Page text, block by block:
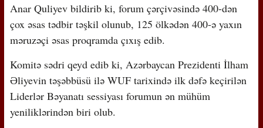
Anar Quliyev bildirib ki, forum çərçivəsində 400-dən
çox əsas tədbir təşkil olunub, 125 ölkədən 400-ə yaxın
məruzəçi əsas proqramda çıxış edib.
Komitə sədri qeyd edib ki, Azərbaycan Prezidenti İlham
Əliyevin təşəbbüsü ilə WUF tarixində ilk dəfə keçirilən
Liderlər Bəyanatı sessiyası forumun ən mühüm
yeniliklərindən biri olub.